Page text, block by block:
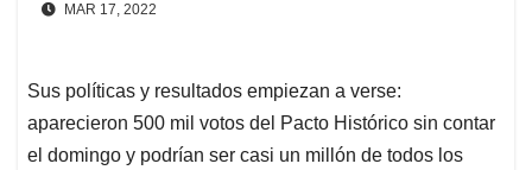
MAR 17, 2022
Sus políticas y resultados empiezan a verse:
aparecieron 500 mil votos del Pacto Histórico sin contar
el domingo y podrían ser casi un millón de todos los